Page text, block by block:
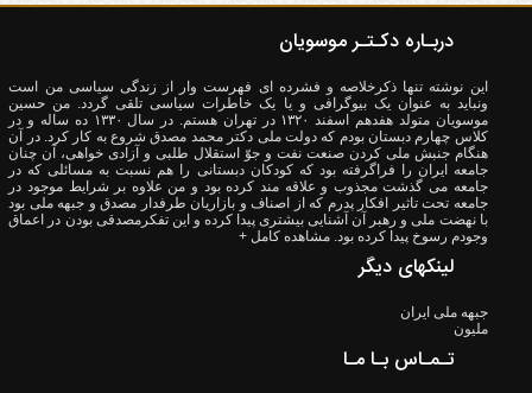
دربـاره دکـتـر موسویان
این نوشته تنها ذکرخلاصه و فشرده ای فهرست وار از زندگی سیاسی من است
ونباید به عنوان یک بیوگرافی و یا یک خاطرات سیاسی تلقی گردد. من حسین
موسویان متولد هفدهم اسفند ۱۳۲۰ در تهران هستم. در سال ۱۳۳۰ ده ساله و در
کلاس چهارم دبستان بودم که دولت ملی دکتر محمد مصدق شروع به کار کرد. در آن
هنگام جنبش ملی کردن صنعت نفت و جوّ استقلال طلبی و آزادی خواهی، آن چنان
جامعه ایران را فراگرفته بود که کودکان دبستانی را هم نسبت به مسائلی که در
جامعه می گذشت مجذوب و علاقه مند کرده بود و من علاوه بر شرایط موجود در
جامعه تحت تاثیر افکار پدرم که از اصناف و بازاریان طرفدار مصدق و جبهه ملی بود
با نهضت ملی و رهبر آن آشنایی بیشتری پیدا کرده و این تفکرمصدقی بودن در اعماق
وجودم رسوخ پیدا کرده بود. مشاهده کامل +
لینکهای دیگر
جبهه ملی ایران
ملیون
تـمـاس بـا مـا